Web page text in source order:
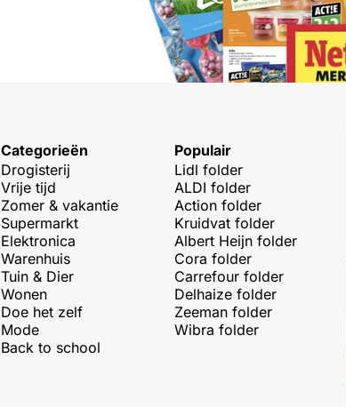
Categorieën
Drogisterij
Vrije tijd
Zomer & vakantie
Supermarkt
Elektronica
Warenhuis
Tuin & Dier
Wonen
Doe het zelf
Mode
Back to school
Populair
Lidl folder
ALDI folder
Action folder
Kruidvat folder
Albert Heijn folder
Cora folder
Carrefour folder
Delhaize folder
Zeeman folder
Wibra folder